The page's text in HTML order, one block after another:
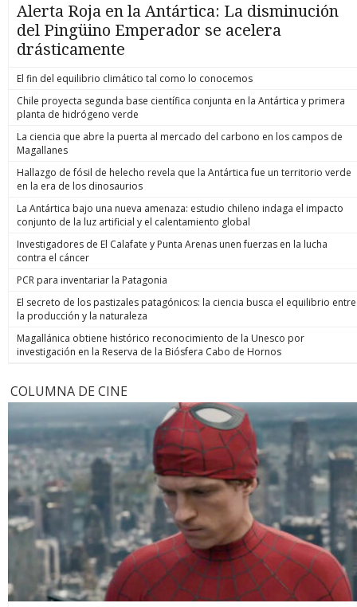
Alerta Roja en la Antártica: La disminución
del Pingüino Emperador se acelera
drásticamente
El fin del equilibrio climático tal como lo conocemos
Chile proyecta segunda base científica conjunta en la Antártica y primera
planta de hidrógeno verde
La ciencia que abre la puerta al mercado del carbono en los campos de
Magallanes
Hallazgo de fósil de helecho revela que la Antártica fue un territorio verde
en la era de los dinosaurios
La Antártica bajo una nueva amenaza: estudio chileno indaga el impacto
conjunto de la luz artificial y el calentamiento global
Investigadores de El Calafate y Punta Arenas unen fuerzas en la lucha
contra el cáncer
PCR para inventariar la Patagonia
El secreto de los pastizales patagónicos: la ciencia busca el equilibrio entre
la producción y la naturaleza
Magallánica obtiene histórico reconocimiento de la Unesco por
investigación en la Reserva de la Biósfera Cabo de Hornos
COLUMNA DE CINE